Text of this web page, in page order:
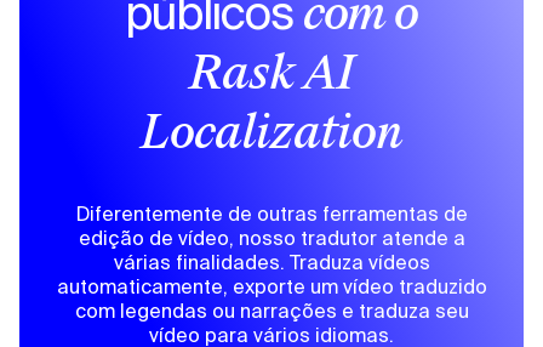
públicos com o
Rask AI
Localization
Diferentemente de outras ferramentas de
edição de vídeo, nosso tradutor atende a
várias finalidades. Traduza vídeos
automaticamente, exporte um vídeo traduzido
com legendas ou narrações e traduza seu
vídeo para vários idiomas.